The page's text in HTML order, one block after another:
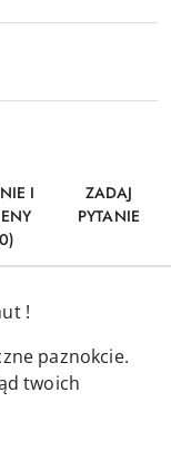
I
ZADAJ
PYTANIE
!
paznokcie.
twoich